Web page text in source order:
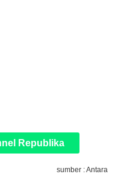
Republika
sumber : Antara